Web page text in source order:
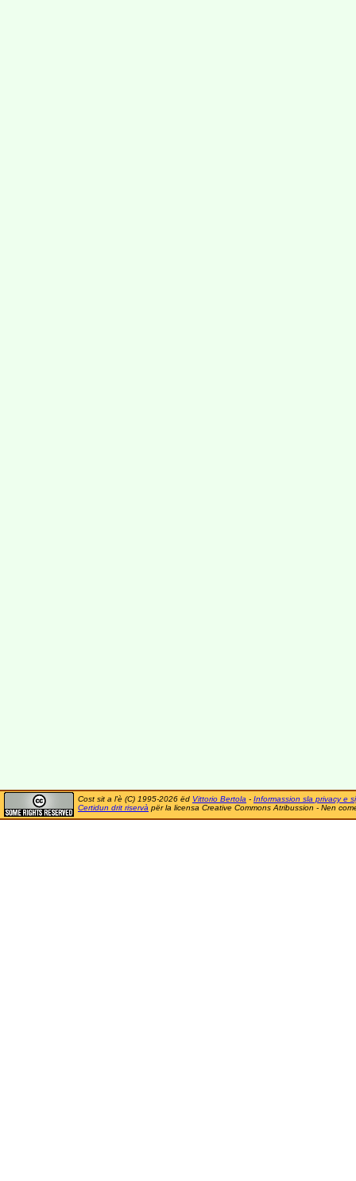
Cost sit a l'è (C) 1995-2026 ëd Vittorio Bertola - Informassion sla privacy e
Certidun drit riservà për la licensa Creative Commons Atribussion - Nen